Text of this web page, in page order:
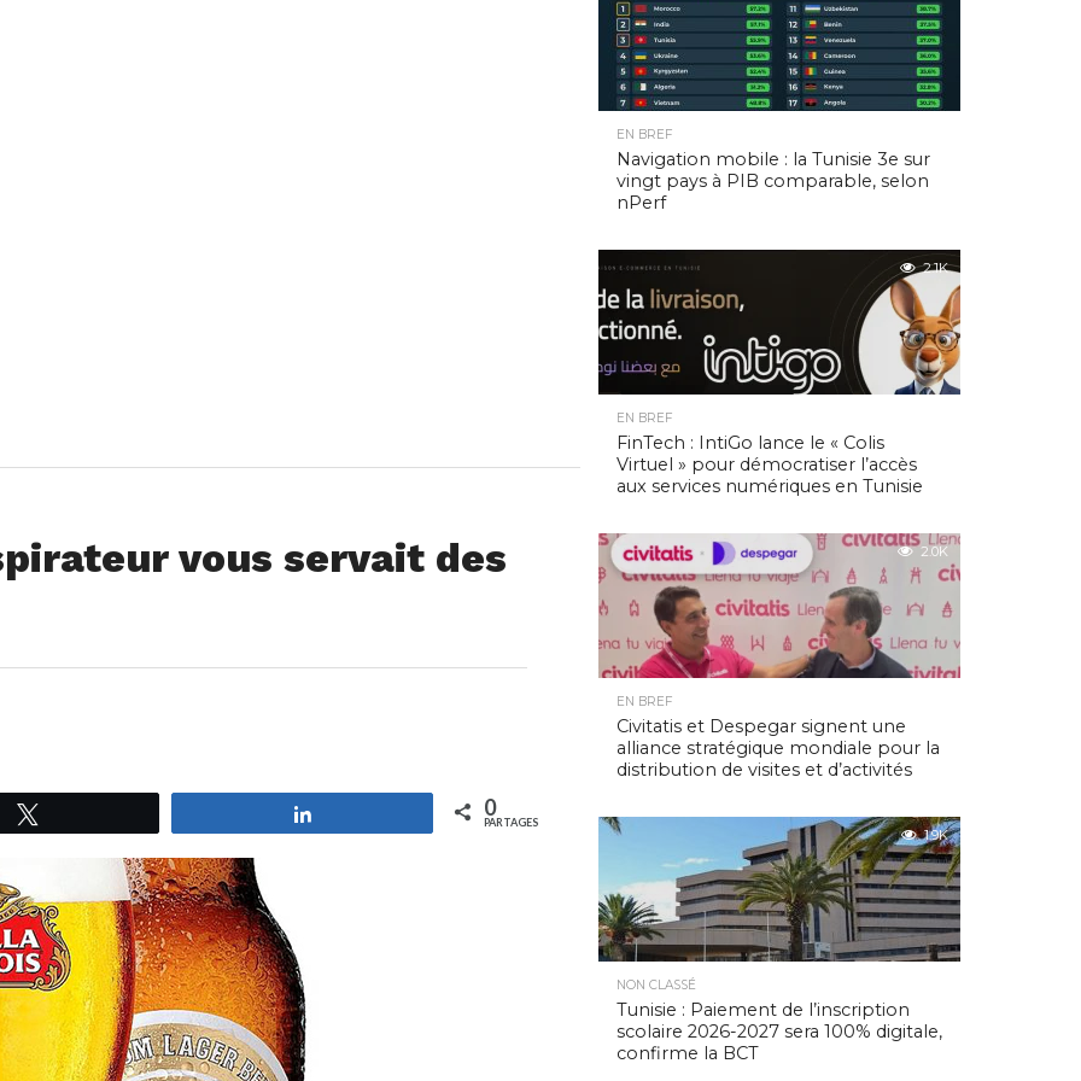
vous servait des
0
PARTAGES
EN BREF
Navigation mobile : la Tunisie 3e sur
vingt pays à PIB comparable, selon
nPerf
2.1K
EN BREF
FinTech : IntiGo lance le « Colis
Virtuel » pour démocratiser l’accès
aux services numériques en Tunisie
2.0K
EN BREF
Civitatis et Despegar signent une
alliance stratégique mondiale pour la
distribution de visites et d’activités
1.9K
NON CLASSÉ
Tunisie : Paiement de l’inscription
scolaire 2026-2027 sera 100% digitale,
confirme la BCT